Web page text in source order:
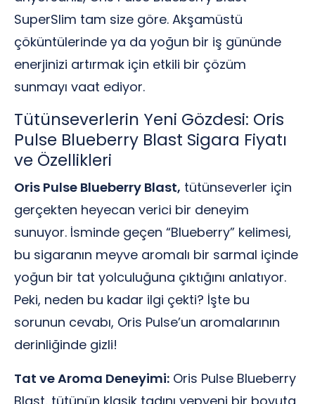
SuperSlim tam size göre. Akşamüstü
çöküntülerinde ya da yoğun bir iş gününde
enerjinizi artırmak için etkili bir çözüm
sunmayı vaat ediyor.
Tütünseverlerin Yeni Gözdesi: Oris
Pulse Blueberry Blast Sigara Fiyatı
ve Özellikleri
Oris Pulse Blueberry Blast, tütünseverler için
gerçekten heyecan verici bir deneyim
sunuyor. İsminde geçen “Blueberry” kelimesi,
bu sigaranın meyve aromalı bir sarmal içinde
yoğun bir tat yolculuğuna çıktığını anlatıyor.
Peki, neden bu kadar ilgi çekti? İşte bu
sorunun cevabı, Oris Pulse’un aromalarının
derinliğinde gizli!
Tat ve Aroma Deneyimi: Oris Pulse Blueberry